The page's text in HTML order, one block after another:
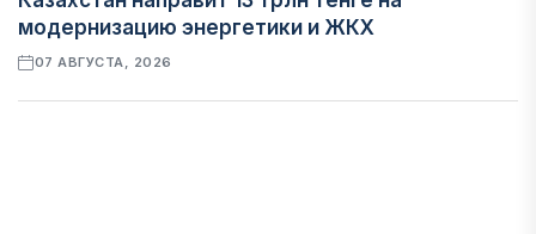
модернизацию энергетики и ЖКХ
07 АВГУСТА, 2026